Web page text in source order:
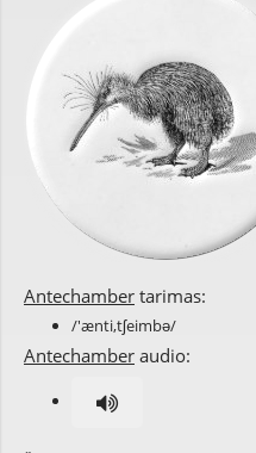
Antechamber tarimas:
/'ænti,tʃeimbə/
Antechamber audio: